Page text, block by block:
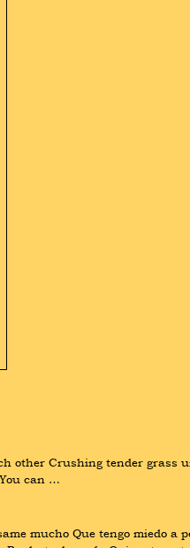
other Crushing tender grass
can …
mucho Que tengo miedo a